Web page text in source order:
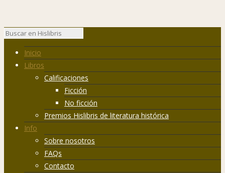
Inicio
Libros
Calificaciones
Ficción
No ficción
Premios Hislibris de literatura histórica
Info
Sobre nosotros
FAQs
Contacto